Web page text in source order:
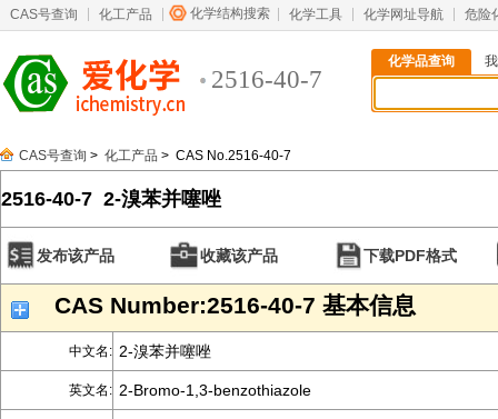
CAS号查询 化工产品 化学结构搜索 化学工具 化学网址导航 危险
2516-40-7
化学品查询
CAS号查询 > 化工产品 > CAS No.2516-40-7
2516-40-7 2-溴苯并噻唑
发布该产品 收藏该产品 下载PDF格式
CAS Number:2516-40-7 基本信息
中文名: 2-溴苯并噻唑
英文名: 2-Bromo-1,3-benzothiazole